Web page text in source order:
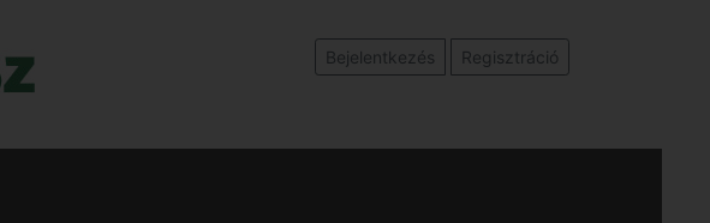
Bejelentkezés Regisztráció